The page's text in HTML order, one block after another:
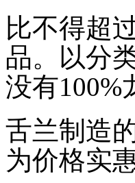
比不得超
品。以分
没有100%
舌兰制造
为价格实